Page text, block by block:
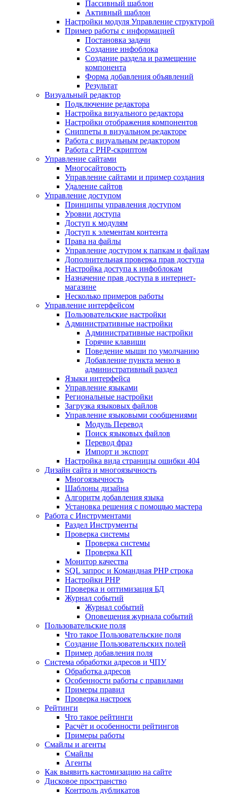
Пассивный шаблон
Активный шаблон
Настройки модуля Управление структурой
Пример работы с информацией
Постановка задачи
Создание инфоблока
Создание раздела и размещение
компонента
Форма добавления объявлений
Результат
Визуальный редактор
Подключение редактора
Настройка визуального редактора
Настройки отображения компонентов
Сниппеты в визуальном редакторе
Работа с визуальным редактором
Работа с PHP-скриптом
Управление сайтами
Многосайтовость
Управление сайтами и пример создания
Удаление сайтов
Управление доступом
Принципы управления доступом
Уровни доступа
Доступ к модулям
Доступ к элементам контента
Права на файлы
Управление доступом к папкам и файлам
Дополнительная проверка прав доступа
Настройка доступа к инфоблокам
Назначение прав доступа в интернет-
магазине
Несколько примеров работы
Управление интерфейсом
Пользовательские настройки
Административные настройки
Административные настройки
Горячие клавиши
Поведение мыши по умолчанию
Добавление пункта меню в
административный раздел
Языки интерфейса
Управление языками
Региональные настройки
Загрузка языковых файлов
Управление языковыми сообщениями
Mодуль Перевод
Поиск языковых файлов
Перевод фраз
Импорт и экспорт
Настройка вида страницы ошибки 404
Дизайн сайта и многоязычность
Многоязычность
Шаблоны дизайна
Алгоритм добавления языка
Установка решения с помощью мастера
Работа с Инструментами
Раздел Инструменты
Проверка системы
Проверка системы
Проверка КП
Монитор качества
SQL запрос и Командная PHP строка
Настройки PHP
Проверка и оптимизация БД
Журнал событий
Журнал событий
Оповещения журнала событий
Пользовательские поля
Что такое Пользовательские поля
Создание Пользовательских полей
Пример добавления поля
Система обработки адресов и ЧПУ
Обработка адресов
Особенности работы с правилами
Примеры правил
Проверка настроек
Рейтинги
Что такое рейтинги
Расчёт и особенности рейтингов
Примеры работы
Смайлы и агенты
Смайлы
Агенты
Как выявить кастомизацию на сайте
Дисковое пространство
Контроль дубликатов